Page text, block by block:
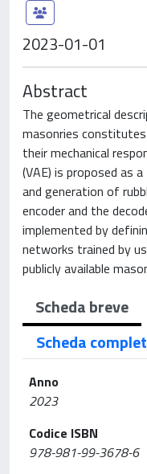
2023-01-01
Abstract
The geometrical
masonries
their mechanical
(VAE) is proposed as
and generation of
encoder and the
implemented by
networks trained by
publicly available
Scheda breve
Scheda
Anno
2023
Codice ISBN
978-981-99-3678-6